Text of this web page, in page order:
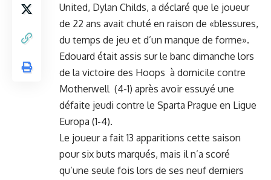
United, Dylan Childs, a déclaré que le joueur
de 22 ans avait chuté en raison de «blessures,
du temps de jeu et d’un manque de forme».
Edouard était assis sur le banc dimanche lors
de la victoire des Hoops à domicile contre
Motherwell (4-1) après avoir essuyé une
défaite jeudi contre le Sparta Prague en Ligue
Europa (1-4).
Le joueur a fait 13 apparitions cette saison
pour six buts marqués, mais il n’a scoré
qu’une seule fois lors de ses neuf derniers